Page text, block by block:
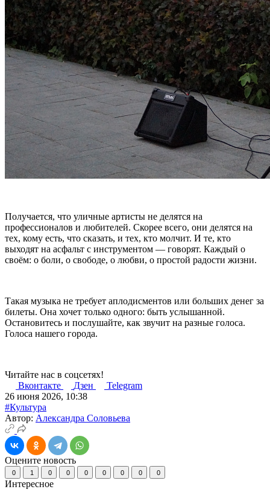
Получается, что уличные артисты не делятся на
профессионалов и любителей. Скорее всего, они делятся на
тех, кому есть, что сказать, и тех, кто молчит. И те, кто
выходят на асфальт с инструментом — говорят. Каждый о
своём: о боли, о свободе, о любви, о простой радости жизни.
Такая музыка не требует аплодисментов или больших денег за
билеты. Она хочет только одного: быть услышанной.
Остановитесь и послушайте, как звучит на разные голоса.
Голоса нашего города.
Читайте нас в соцсетях!
Вконтакте
Дзен
Telegram
26 июня 2026, 10:38
#Культура
Автор: Александра Соловьева
Оцените новость
0 1 0 0 0 0 0 0 0
Интересное